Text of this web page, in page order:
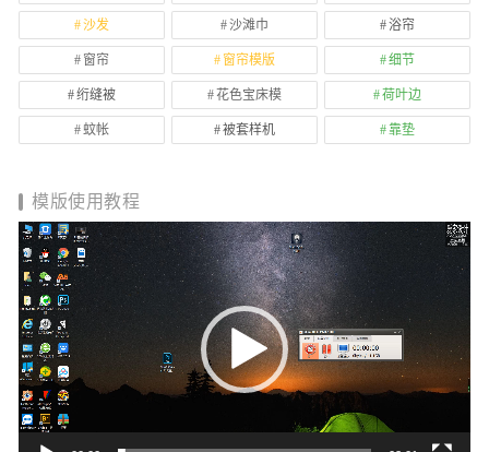
沙发 沙滩巾 浴帘
窗帘 窗帘模版 细节
绗缝被 花色宝床模 荷叶边
蚊帐 被套样机 靠垫
模版使用教程
视
频
播
放
器